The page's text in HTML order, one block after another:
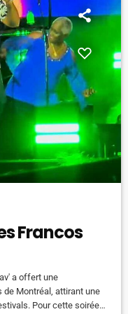
Francos
a offert une
de Montréal, attirant une
Pour cette soirée